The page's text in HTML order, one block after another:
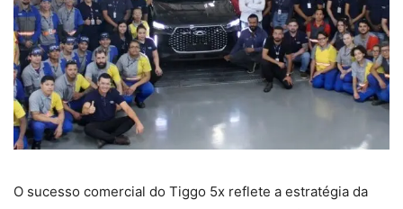
O sucesso comercial do Tiggo 5x reflete a estratégia da